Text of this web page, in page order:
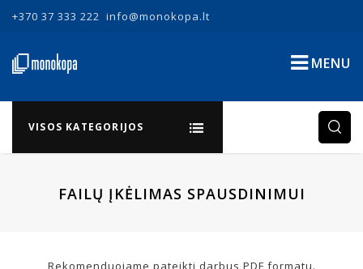
+370 37 333 222 info@monokopa.lt
MENU
VISOS KATEGORIJOS
FAILŲ ĮKĖLIMAS SPAUSDINIMUI
Rekomenduojame pateikti darbus PDF formatu.